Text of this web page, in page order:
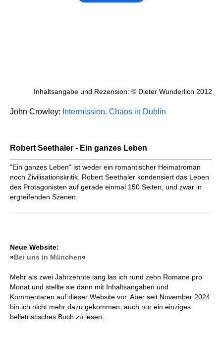
Inhaltsangabe und Rezension: © Dieter Wunderlich 2012
John Crowley: Intermission. Chaos in Dublin
Robert Seethaler - Ein ganzes Leben
"Ein ganzes Leben" ist weder ein romantischer Heimatroman
noch Zivilisationskritik. Robert Seethaler kondensiert das Leben
des Protagonisten auf gerade einmal 150 Seiten, und zwar in
ergreifenden Szenen.
Neue Website:
»Bei uns in München«
Mehr als zwei Jahrzehnte lang las ich rund zehn Romane pro
Monat und stellte sie dann mit Inhaltsangaben und
Kommentaren auf dieser Website vor. Aber seit November 2024
bin ich nicht mehr dazu gekommen, auch nur ein einziges
belletristisches Buch zu lesen.